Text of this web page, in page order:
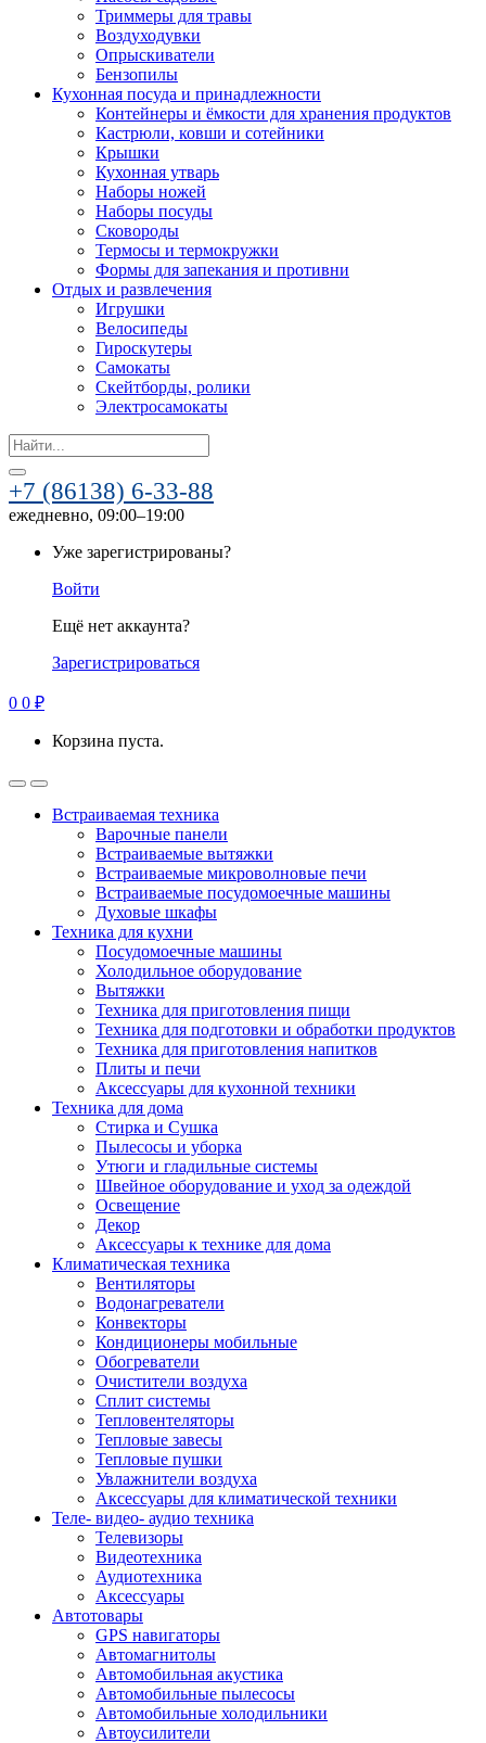
Триммеры для травы
Воздуходувки
Опрыскиватели
Бензопилы
Кухонная посуда и принадлежности
Контейнеры и ёмкости для хранения продуктов
Кастрюли, ковши и сотейники
Крышки
Кухонная утварь
Наборы ножей
Наборы посуды
Сковороды
Термосы и термокружки
Формы для запекания и противни
Отдых и развлечения
Игрушки
Велосипеды
Гироскутеры
Самокаты
Скейтборды, ролики
Электросамокаты
Search
for:
+7 (86138) 6-33-88
ежедневно, 09:00–19:00
Уже зарегистрированы?
Войти
Ещё нет аккаунта?
Зарегистрироваться
0 0 ₽
Корзина пуста.
Встраиваемая техника
Варочные панели
Встраиваемые вытяжки
Встраиваемые микроволновые печи
Встраиваемые посудомоечные машины
Духовые шкафы
Техника для кухни
Посудомоечные машины
Холодильное оборудование
Вытяжки
Техника для приготовления пищи
Техника для подготовки и обработки продуктов
Техника для приготовления напитков
Плиты и печи
Аксессуары для кухонной техники
Техника для дома
Стирка и Сушка
Пылесосы и уборка
Утюги и гладильные системы
Швейное оборудование и уход за одеждой
Освещение
Декор
Аксессуары к технике для дома
Климатическая техника
Вентиляторы
Водонагреватели
Конвекторы
Кондиционеры мобильные
Обогреватели
Очистители воздуха
Сплит системы
Тепловентеляторы
Тепловые завесы
Тепловые пушки
Увлажнители воздуха
Аксессуары для климатической техники
Теле- видео- аудио техника
Телевизоры
Видеотехника
Аудиотехника
Аксессуары
Автотовары
GPS навигаторы
Автомагнитолы
Автомобильная акустика
Автомобильные пылесосы
Автомобильные холодильники
Автоусилители